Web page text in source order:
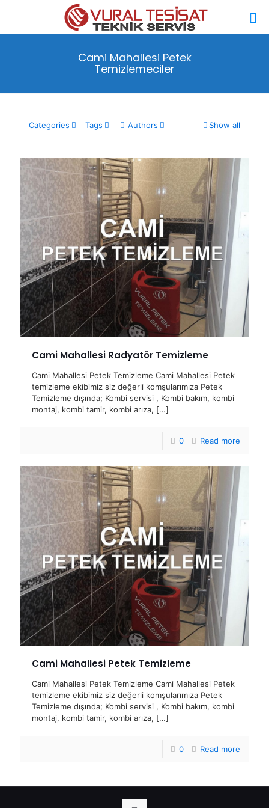
Cami Mahallesi Petek
Temizlemeciler
Categories Tags Authors Show all
Cami Mahallesi Radyatör Temizleme
Cami Mahallesi Petek Temizleme Cami Mahallesi Petek
temizleme ekibimiz siz değerli komşularımıza Petek
Temizleme dışında; Kombi servisi , Kombi bakım, kombi
montaj, kombi tamir, kombi arıza, […]
0 Read more
Cami Mahallesi Petek Temizleme
Cami Mahallesi Petek Temizleme Cami Mahallesi Petek
temizleme ekibimiz siz değerli komşularımıza Petek
Temizleme dışında; Kombi servisi , Kombi bakım, kombi
montaj, kombi tamir, kombi arıza, […]
0 Read more